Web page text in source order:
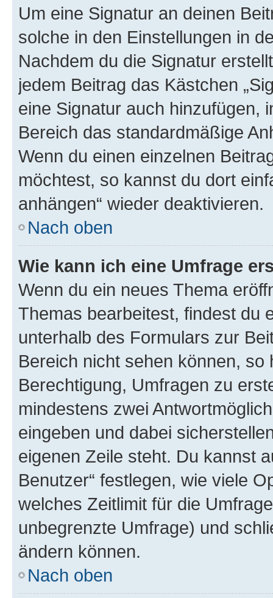
Um eine Signatur an deinen
solche in den Einstellungen in
Nachdem du die Signatur
jedem Beitrag das Kästchen
eine Signatur auch hinzufügen,
Bereich das standardmäßige
Wenn du einen einzelnen
möchtest, so kannst du dort
anhängen“ wieder deaktivieren.
Nach oben
Wie kann ich eine Umfrage
Wenn du ein neues Thema
Themas bearbeitest, findest du
unterhalb des Formulars zur
Bereich nicht sehen können,
Berechtigung, Umfragen zu
mindestens zwei
eingeben und dabei
eigenen Zeile steht. Du kannst
Benutzer“ festlegen, wie viele
welches Zeitlimit für die
unbegrenzte Umfrage) und
ändern können.
Nach oben